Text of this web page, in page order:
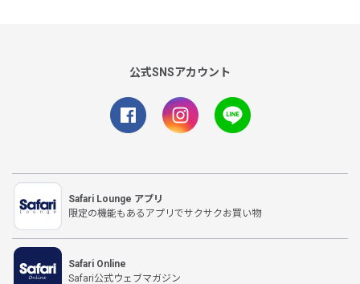
公式SNSアカウント
Safari Lounge アプリ
限定の機能もあるアプリでサクサクお買い物
Safari Online
Safari公式ウェブマガジン